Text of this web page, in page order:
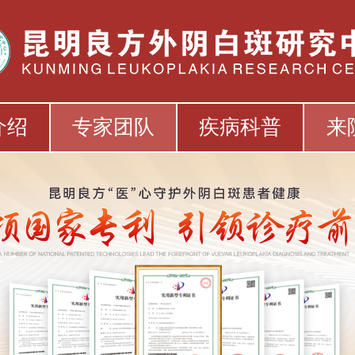
绍 专家团队 疾病科普 来